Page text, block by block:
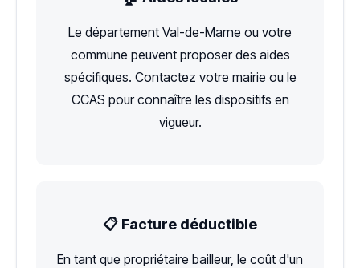
Le département Val-de-Marne ou votre
commune peuvent proposer des aides
spécifiques. Contactez votre mairie ou le
CCAS pour connaître les dispositifs en
vigueur.
📋 Facture déductible
En tant que propriétaire bailleur, le coût d'un